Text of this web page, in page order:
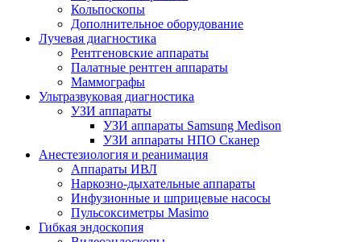
Кольпоскопы
Дополнительное оборудование
Лучевая диагностика
Рентгеновские аппараты
Палатные рентген аппараты
Маммографы
Ультразвуковая диагностика
УЗИ аппараты
УЗИ аппараты Samsung Medison
УЗИ аппараты НПО Сканер
Анестезиология и реанимация
Аппараты ИВЛ
Наркозно-дыхательные аппараты
Инфузионные и шприцевые насосы
Пульсоксиметры Masimo
Гибкая эндоскопия